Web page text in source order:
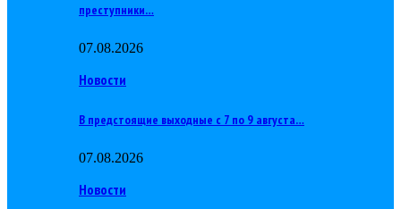
преступники…
07.08.2026
Новости
В предстоящие выходные с 7 по 9 августа…
07.08.2026
Новости